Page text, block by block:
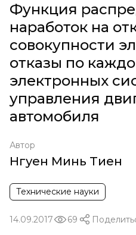
Функция
наработок на
совокупности
отказы по
электронных
управления
автомобиля
Автор
Нгуен Минь Тиен
Технические науки
14.09.2017 69